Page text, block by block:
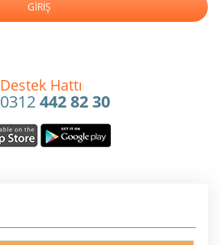
Destek Hattı
0312442 82 30